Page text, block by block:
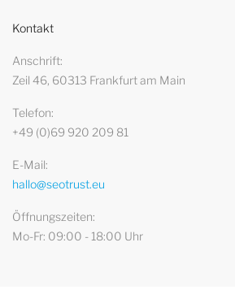
Kontakt
Anschrift
Zeil 46, 60313 Frankfurt am Main
Telefon
+49 (0)69 920 209 81
E-Mail
hallo@seotrust.eu
Öffnungszeiten
Mo-Fr: 09:00 - 18:00 Uhr